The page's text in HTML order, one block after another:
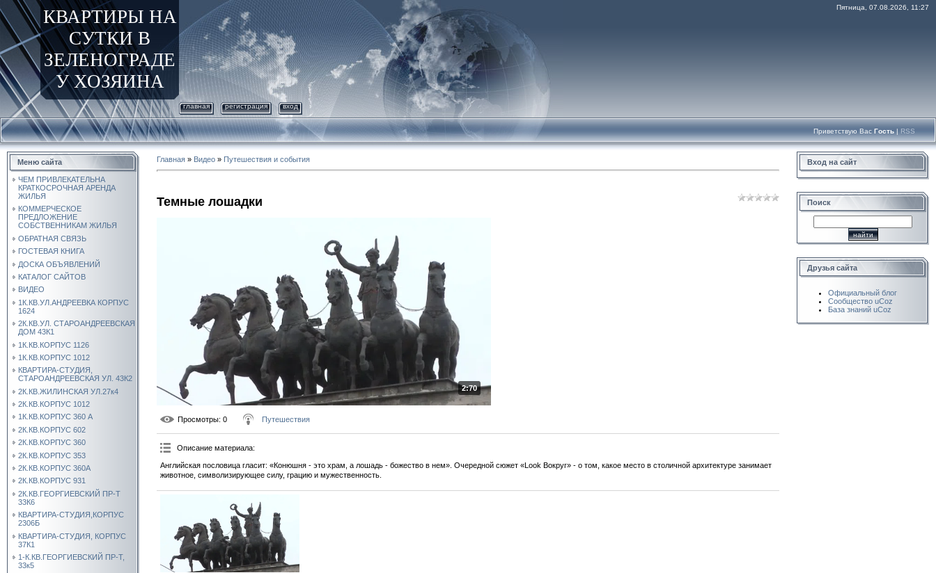
КВАРТИРЫ НА
СУТКИ В
ЗЕЛЕНОГРАДЕ
У ХОЗЯИНА
Пятница, 07.08.2026, 11:27
главная регистрация вход
Приветствую Вас Гость | RSS
Меню сайта
ЧЕМ ПРИВЛЕКАТЕЛЬНА
КРАТКОСРОЧНАЯ АРЕНДА
ЖИЛЬЯ
КОММЕРЧЕСКОЕ
ПРЕДЛОЖЕНИЕ
СОБСТВЕННИКАМ ЖИЛЬЯ
ОБРАТНАЯ СВЯЗЬ
ГОСТЕВАЯ КНИГА
ДОСКА ОБЪЯВЛЕНИЙ
КАТАЛОГ САЙТОВ
ВИДЕО
1К.КВ.УЛ.АНДРЕЕВКА КОРПУС
1624
2К.КВ.УЛ. СТАРОАНДРЕЕВСКАЯ
ДОМ 43К1
1К.КВ.КОРПУС 1126
1К.КВ.КОРПУС 1012
КВАРТИРА-СТУДИЯ,
СТАРОАНДРЕЕВСКАЯ УЛ. 43К2
2К.КВ.ЖИЛИНСКАЯ УЛ.27к4
2К.КВ.КОРПУС 1012
1К.КВ.КОРПУС 360 А
2К.КВ.КОРПУС 602
2К.КВ.КОРПУС 360
2К.КВ.КОРПУС 353
2К.КВ.КОРПУС 360А
2К.КВ.КОРПУС 931
2К.КВ.ГЕОРГИЕВСКИЙ ПР-Т
33К6
КВАРТИРА-СТУДИЯ,КОРПУС
2306Б
КВАРТИРА-СТУДИЯ, КОРПУС
37К1
1-К.КВ.ГЕОРГИЕВСКИЙ ПР-Т,
33к5
Главная » Видео » Путешествия и события
Темные лошадки
2:70
Просмотры: 0 Путешествия
Описание материала:
Английская пословица гласит: «Конюшня - это храм, а лошадь - божество в нем». Очередной сюжет «Look Вокруг» - о том, какое место в столичной архитектуре занимает
животное, символизирующее силу, грацию и мужественность.
Вход на сайт
Поиск
Друзья сайта
Официальный блог
Сообщество uCoz
База знаний uCoz